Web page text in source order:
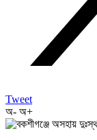
Tweet
অ- অ+